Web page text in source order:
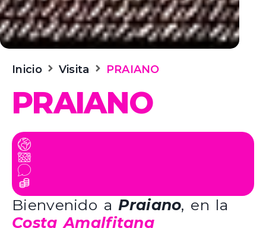
Inicio Visita PRAIANO
PRAIANO
Bienvenido aPraiano, en la
Costa Amalfitana